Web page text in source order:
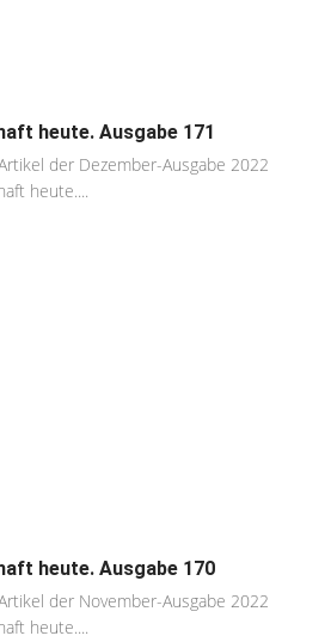
heute. Ausgabe 171
der Dezember-Ausgabe 2022
heute....
heute. Ausgabe 170
der November-Ausgabe 2022
heute....